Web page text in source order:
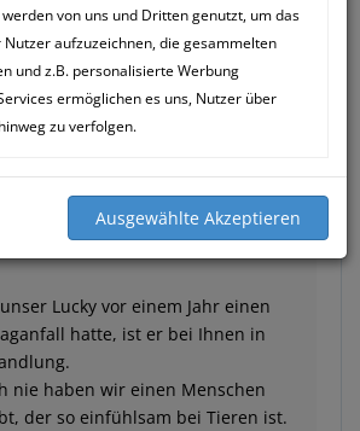
von uns und Dritten genutzt, um das
aufzuzeichnen, die gesammelten
und z.B. personalisierte Werbung
ermöglichen es uns, Nutzer über
zu verfolgen.
WILLE,MARTIN
12:49
Lucky vor einem Jahr einen
hatte, ist er bei Ihnen in
nie haben wir einen Menschen
der so einfühlsam bei Tieren ist.